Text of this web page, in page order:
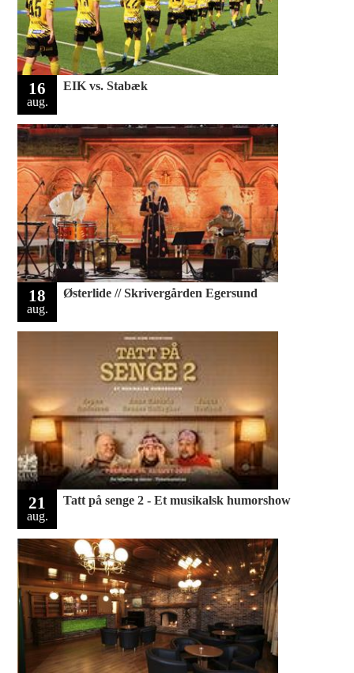
16
aug.
EIK vs. Stabæk
18
aug.
Østerlide // Skrivergården Egersund
21
aug.
Tatt på senge 2 - Et musikalsk humorshow